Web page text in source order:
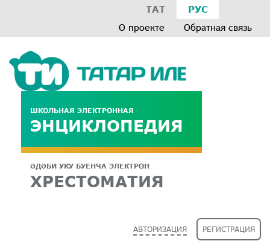
ТАТ РУС
О проекте Обратная связь
ШКОЛЬНАЯ ЭЛЕКТРОННАЯ
ЭНЦИКЛОПЕДИЯ
ӘДӘБИ УКУ БУЕНЧА ЭЛЕКТРОН
ХРЕСТОМАТИЯ
АВТОРИЗАЦИЯ РЕГИСТРАЦИЯ